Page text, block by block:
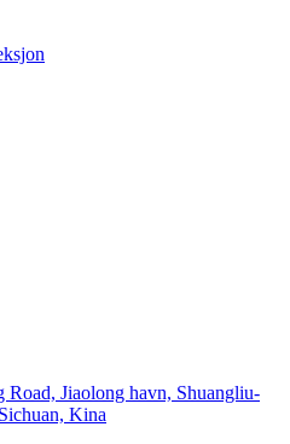
Jiaolong havn, Shuangliu-
Kina